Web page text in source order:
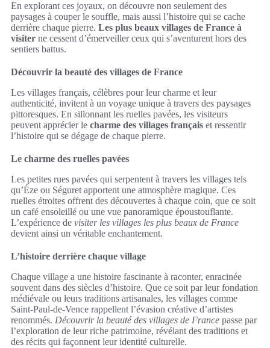
En explorant ces joyaux, on découvre non seulement des
paysages à couper le souffle, mais aussi l’histoire qui se cache
derrière chaque pierre. Les plus beaux villages de France à
visiter ne cessent d’émerveiller ceux qui s’aventurent hors des
sentiers battus.
Découvrir la beauté des villages de France
Les villages français, célèbres pour leur charme et leur
authenticité, invitent à un voyage unique à travers des paysages
pittoresques. En sillonnant les ruelles pavées, les visiteurs
peuvent apprécier le charme des villages français et ressentir
l’histoire qui se dégage de chaque pierre.
Le charme des ruelles pavées
Les petites rues pavées qui serpentent à travers les villages tels
qu’Éze ou Séguret apportent une atmosphère magique. Ces
ruelles étroites offrent des découvertes à chaque coin, que ce soit
un café ensoleillé ou une vue panoramique époustouflante.
L’expérience de visiter les villages les plus beaux de France
devient ainsi un véritable enchantement.
L’histoire derrière chaque village
Chaque village a une histoire fascinante à raconter, enracinée
souvent dans des siècles d’histoire. Que ce soit par leur fondation
médiévale ou leurs traditions artisanales, les villages comme
Saint-Paul-de-Vence rappellent l’évasion créative d’artistes
renommés. Découvrir la beauté des villages de France passe par
l’exploration de leur riche patrimoine, révélant des traditions et
des récits qui façonnent leur identité culturelle.